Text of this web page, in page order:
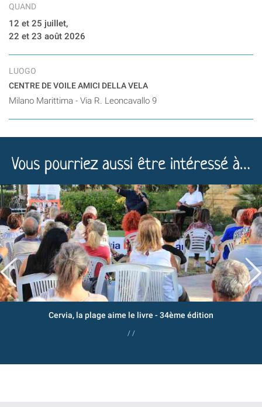
QUAND
12 et 25 juillet,
22 et 23 août 2026
LUOGO
CENTRE DE VOILE AMICI DELLA VELA
Milano Marittima - Via R. Leoncavallo 9
Vous pourriez aussi être intéressé à…
Cervia, la plage aime le livre - 34ème édition
/ /